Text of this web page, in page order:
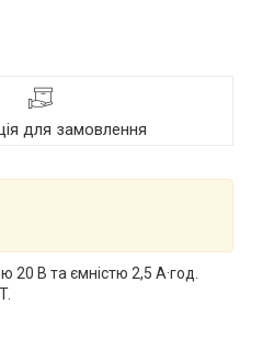
для замовлення
20 В та ємністю 2,5 А·год.